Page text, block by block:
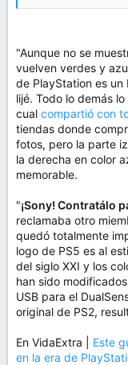
"Aunque no se
vuelven verdes y
de PlayStation es
lijé. Todo lo demás
cual compartió con
tiendas donde
fotos, pero la parte
la derecha en color
memorable.
"¡Sony! Contratálo
reclamaba otro
quedó totalmente
logo de PS5 es al
del siglo XXI y los
han sido
USB para el
original de PS2,
En VidaExtra | Este
en la era de